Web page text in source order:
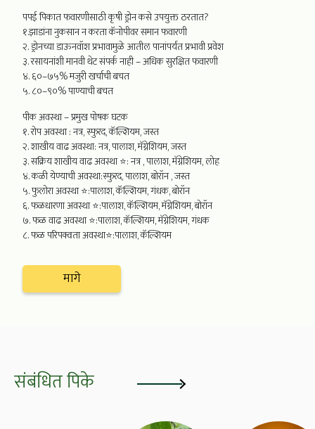
पपई पिकात फवारणीसाठी कृषी ड्रोन कसे उपयुक्त ठरतात?
१.झाडांना नुकसान न करता कॅनोपीवर समान फवारणी
२. ड्रोनच्या डाऊनवॉश प्रभावामुळे आतील पानांपर्यंत प्रभावी प्रवेश
३. रसायनांशी मानवी थेट संपर्क नाही – अधिक सुरक्षित फवारणी
४. ६०–७५% मजुरी खर्चाची बचत
५. ८०–९०% पाण्याची बचत
पीक अवस्था – प्रमुख पोषक घटक
१. रोप अवस्था : नत्र, स्फुरद, कॅल्शियम, जस्त
२. शाखीय वाढ अवस्था: नत्र, पालाश, मॅग्नेशियम, जस्त
३. सक्रिय शाखीय वाढ अवस्था ⭐: नत्र , पालाश, मॅग्नेशियम, लोह
४. कळी येण्याची अवस्था:स्फुरद, पालाश, बोरॉन , जस्त
५. फुलोरा अवस्था ⭐:पालाश, कॅल्शियम, गंधक, बोरॉन
६. फळधारणा अवस्था ⭐:पालाश, कॅल्शियम, मॅग्नेशियम, बोरॉन
७. फळ वाढ अवस्था ⭐:पालाश, कॅल्शियम, मॅग्नेशियम, गंधक
८. फळ परिपक्वता अवस्था⭐:पालाश, कॅल्शियम
मागे
संबंधित पिके